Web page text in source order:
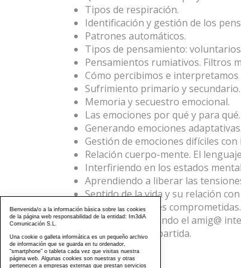
Tipos de respiración.
Identificación y gestión de los
Patrones automáticos.
Tipos de pensamiento:
Pensamientos rumiativos. Filtros
Cómo percibimos e interpretamos
Sufrimiento primario y secundario.
Memoria y secuestro emocional.
Las emociones por qué y para
Generando emociones adaptativas.
Gestión de emociones difíciles
Relación cuerpo-mente. El
Interfiriendo en los estados
Aprendiendo a liberar las
Sentido de la vida y su relación
Valores y acciones comprometidas.
Concepto, cultivando el amig@
Humanidad compartida.
Bienvenida/o a la información básica sobre las cookies
de la página web responsabilidad de la entidad: Im3diA
Comunicación S.L.
Una cookie o galleta informática es un pequeño archivo
de información que se guarda en tu ordenador,
“smartphone” o tableta cada vez que visitas nuestra
página web. Algunas cookies son nuestras y otras
pertenecen a empresas externas que prestan servicios